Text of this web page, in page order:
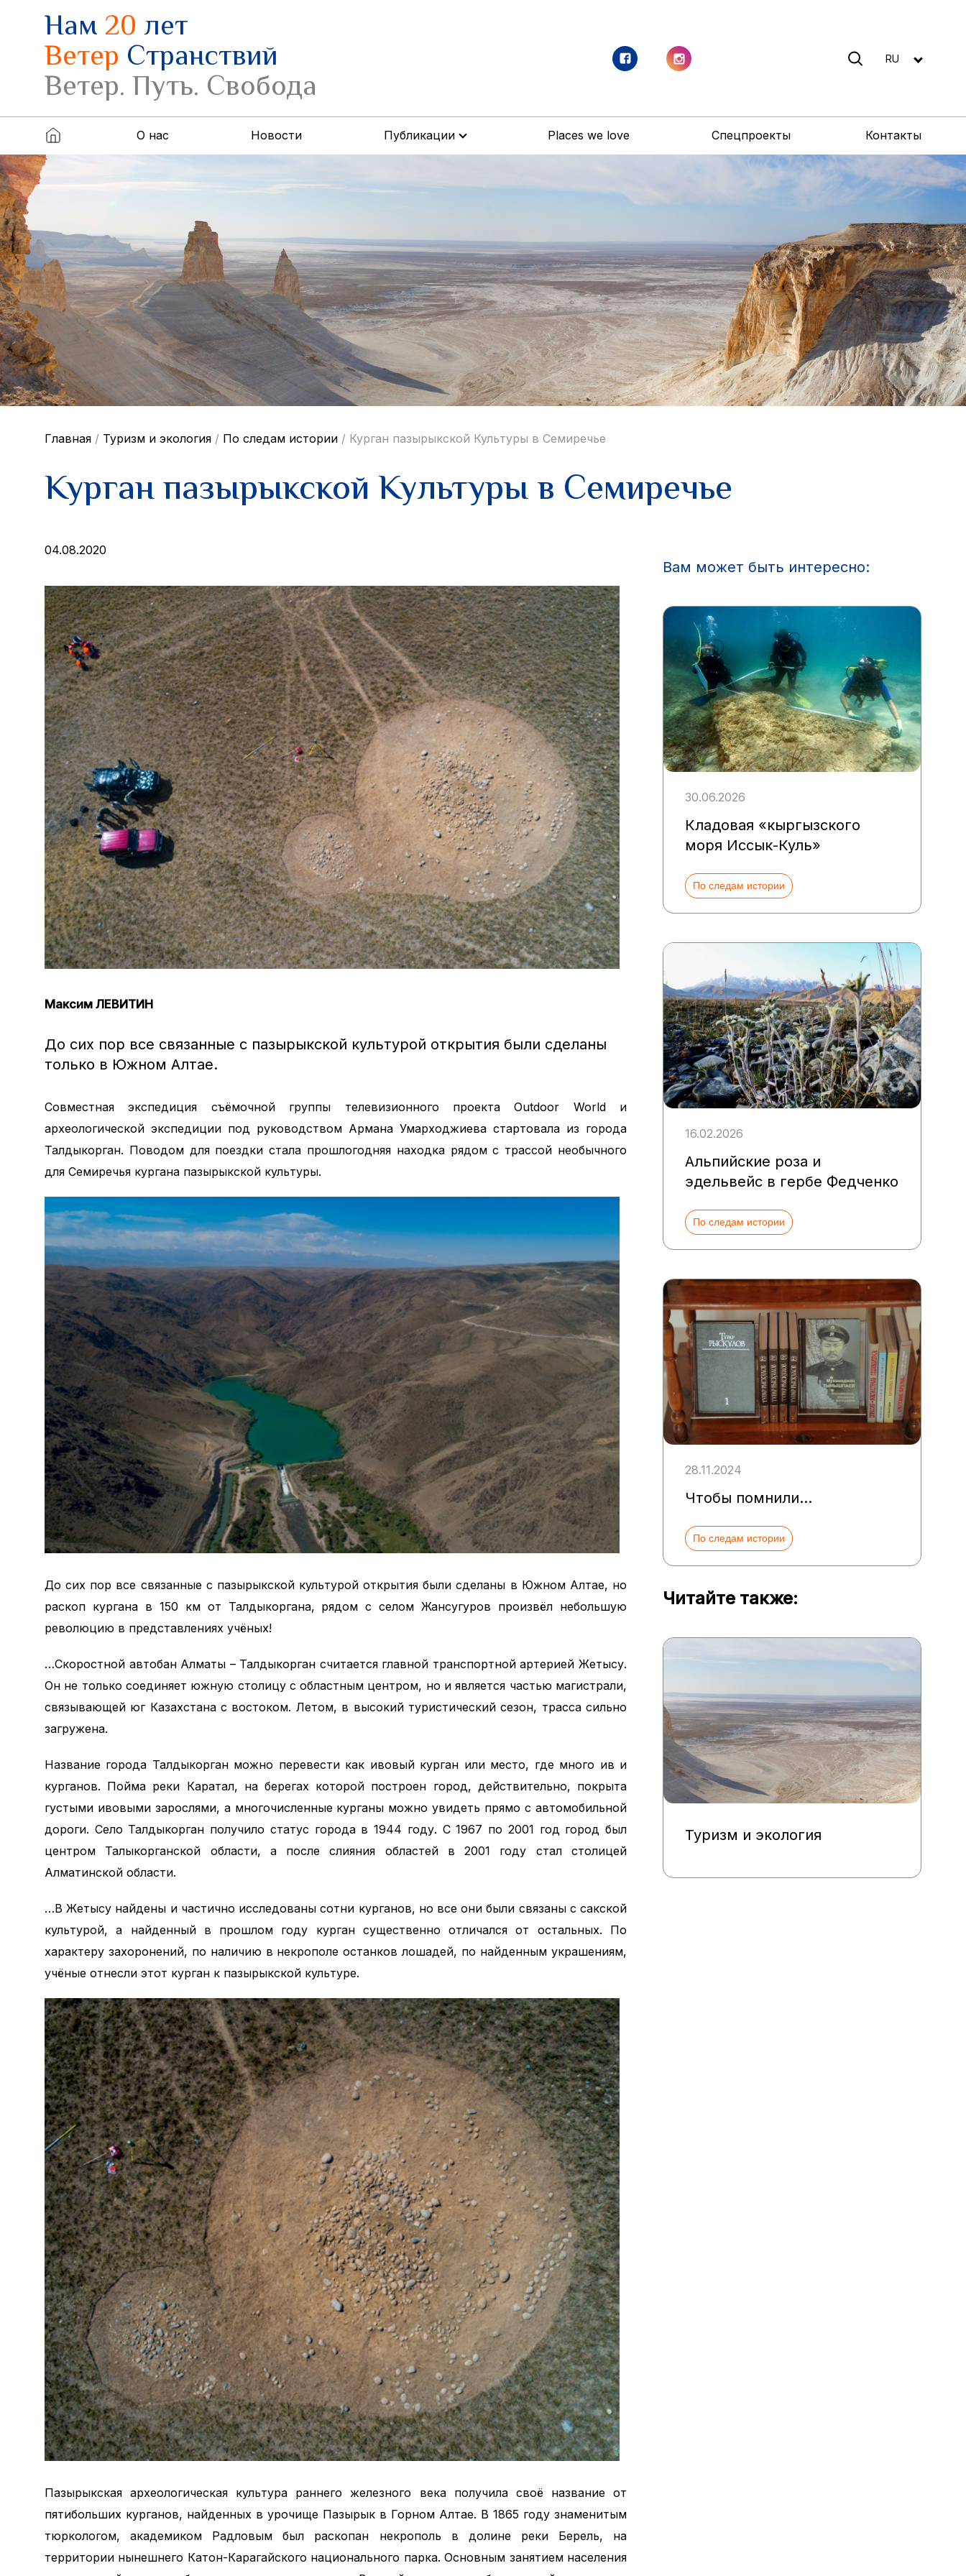
Нам20лет
Ветер Странствий
Ветер. Путь. Свобода
RU
О нас Новости Публикации Places we love Спецпроекты Контакты
Главная / Туризм и экология / По следам истории / Курган пазырыкской Культуры в Семиречье
Курган пазырыкской Культуры в Семиречье
04.08.2020
Максим ЛЕВИТИН
До сих пор все связанные с пазырыкской культурой открытия были сделаны
только в Южном Алтае.
Совместная экспедиция съёмочной группы телевизионного проекта Outdoor World и
археологической экспедиции под руководством Армана Умарходжиева стартовала из города
Талдыкорган. Поводом для поездки стала прошлогодняя находка рядом с трассой необычного
для Семиречья кургана пазырыкской культуры.
До сих пор все связанные с пазырыкской культурой открытия были сделаны в Южном Алтае, но
раскоп кургана в 150 км от Талдыкоргана, рядом с селом Жансугуров произвёл небольшую
революцию в представлениях учёных!
…Скоростной автобан Алматы – Талдыкорган считается главной транспортной артерией Жетысу.
Он не только соединяет южную столицу с областным центром, но и является частью магистрали,
связывающей юг Казахстана с востоком. Летом, в высокий туристический сезон, трасса сильно
загружена.
Название города Талдыкорган можно перевести как ивовый курган или место, где много ив и
курганов. Пойма реки Каратал, на берегах которой построен город, действительно, покрыта
густыми ивовыми зарослями, а многочисленные курганы можно увидеть прямо с автомобильной
дороги. Село Талдыкорган получило статус города в 1944 году. С 1967 по 2001 год город был
центром Талыкорганской области, а после слияния областей в 2001 году стал столицей
Алматинской области.
…В Жетысу найдены и частично исследованы сотни курганов, но все они были связаны с сакской
культурой, а найденный в прошлом году курган существенно отличался от остальных. По
характеру захоронений, по наличию в некрополе останков лошадей, по найденным украшениям,
учёные отнесли этот курган к пазырыкской культуре.
Пазырыкская археологическая культура раннего железного века получила своё название от
пятибольших курганов, найденных в урочище Пазырык в Горном Алтае. В 1865 году знаменитым
тюркологом, академиком Радловым был раскопан некрополь в долине реки Берель, на
территории нынешнего Катон-Карагайского национального парка. Основным занятием населения
Вам может быть интересно:
30.06.2026
Кладовая «кыргызского
моря Иссык-Куль»
По следам истории
16.02.2026
Альпийские роза и
эдельвейс в гербе Федченко
По следам истории
28.11.2024
Чтобы помнили…
По следам истории
Читайте также:
Туризм и экология